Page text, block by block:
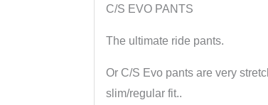
C/S EVO PANTS
The ultimate ride pants.
Or C/S Evo pants are very
slim/regular fit..